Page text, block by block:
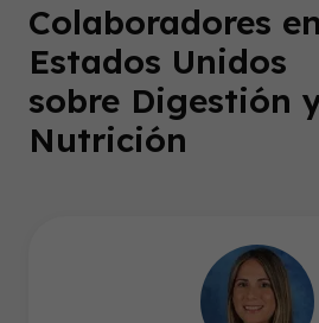
Colaboradores en
Estados Unidos
sobre Digestión
Nutrición